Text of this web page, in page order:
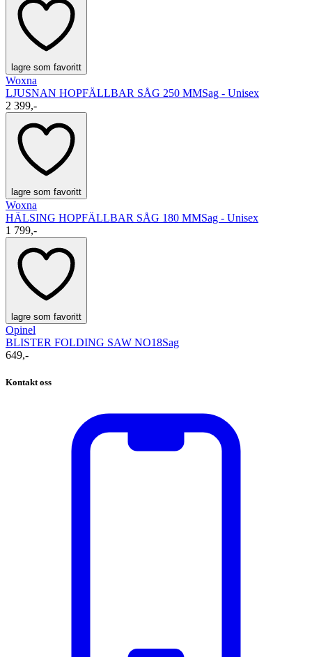
lagre som favoritt
Woxna
LJUSNAN HOPFÄLLBAR SÅG 250 MMSag - Unisex
2 399,-
lagre som favoritt
Woxna
HÄLSING HOPFÄLLBAR SÅG 180 MMSag - Unisex
1 799,-
lagre som favoritt
Opinel
BLISTER FOLDING SAW NO18Sag
649,-
Kontakt oss